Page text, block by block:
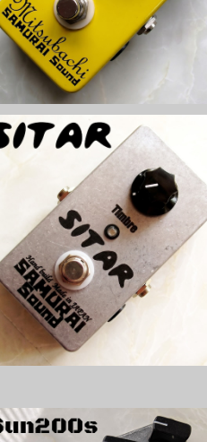
Siter シタール系ファズ【BASIC KI
T】
¥6,500